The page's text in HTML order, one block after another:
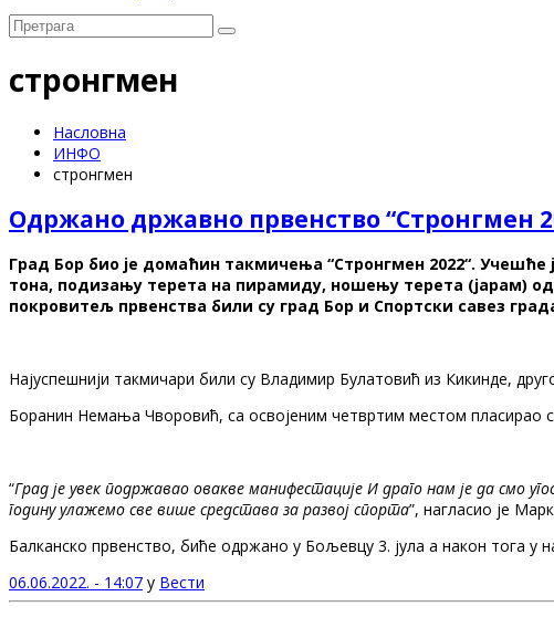
стронгмен
Насловна
ИНФО
стронгмен
Одржано државно првенство “Стронгмен
Град Бор био је домаћин такмичења “Стронгмен 2022“.
тона, подизању терета на пирамиду, ношењу терета (јарам)
покровитељ првенства били су град Бор и Спортски савез
Најуспешнији такмичари били су Владимир Булатовић из Кикинде,
Боранин Немања Чворовић, са освојеним четвртим местом пласирао
“Град је увек подржавао овакве манифестације И драго нам је да смо
годину улажемо све више средстава за развој спорта”, нагласио је
Балканско првенство, биће одржано у Бољевцу 3. јула а након тога
06.06.2022. - 14:07 у Вести